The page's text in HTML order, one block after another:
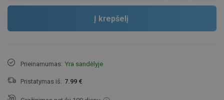
Į krepšelį
Prieinamumas: Yra sandėlyje
Pristatymas iš: 7.99 €